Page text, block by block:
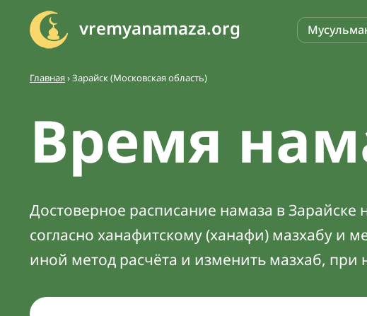
vremyanamaza.org
Главная›Зарайск (Московская область)
Время
Достоверное расписание намаза в Зарайске
согласно ханафитскому (ханафи) мазхабу и
иной метод расчёта и изменить мазхаб,